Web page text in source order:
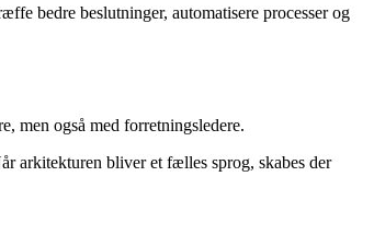
bedre beslutninger, automatisere processer og
men også med forretningsledere.
arkitekturen bliver et fælles sprog, skabes der